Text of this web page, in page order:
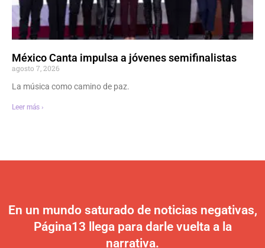
México Canta impulsa a jóvenes semifinalistas
agosto 7, 2026
La música como camino de paz.
Leer más ›
En un mundo saturado de noticias negativas,
Página13 llega para darle vuelta a la
narrativa.